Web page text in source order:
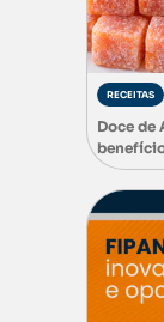
RECEITAS
Doce de